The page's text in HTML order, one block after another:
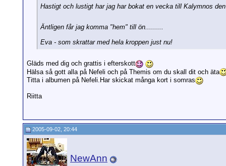
Hastigt och lustigt har jag har bokat en vecka till Kalymnos
Äntligen får jag komma "hem" till ön.........
Eva - som skrattar med hela kroppen just nu!
Gläds med dig och grattis i efterskott
Hälsa så gott alla på Nefeli och på Themis om du skall dit och äta
Titta i albumen på Nefeli.Har skickat många kort i somras
Riitta
2005-09-02, 20:44
NewAnn